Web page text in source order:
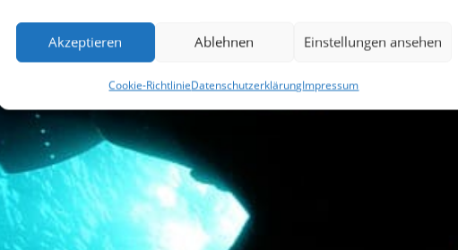
Akzeptieren Ablehnen Einstellungen ansehen
Cookie-RichtlinieDatenschutzerklärungImpressum